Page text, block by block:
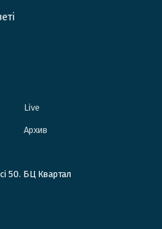
Live
Архив
50. БЦ Квартал